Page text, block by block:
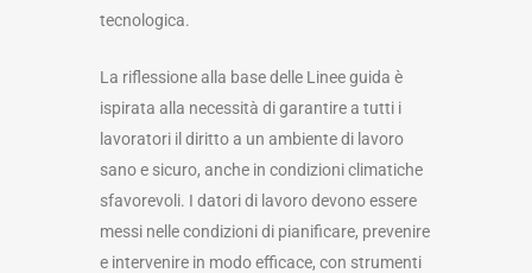
tecnologica.
La riflessione alla base delle Linee guida è
ispirata alla necessità di garantire a tutti i
lavoratori il diritto a un ambiente di lavoro
sano e sicuro, anche in condizioni climatiche
sfavorevoli. I datori di lavoro devono essere
messi nelle condizioni di pianificare, prevenire
e intervenire in modo efficace, con strumenti